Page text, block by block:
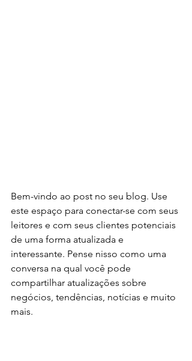
Bem-vindo ao post no seu blog. Use
este espaço para conectar-se com seus
leitores e com seus clientes potenciais
de uma forma atualizada e
interessante. Pense nisso como uma
conversa na qual você pode
compartilhar atualizações sobre
negócios, tendências, notícias e muito
mais.